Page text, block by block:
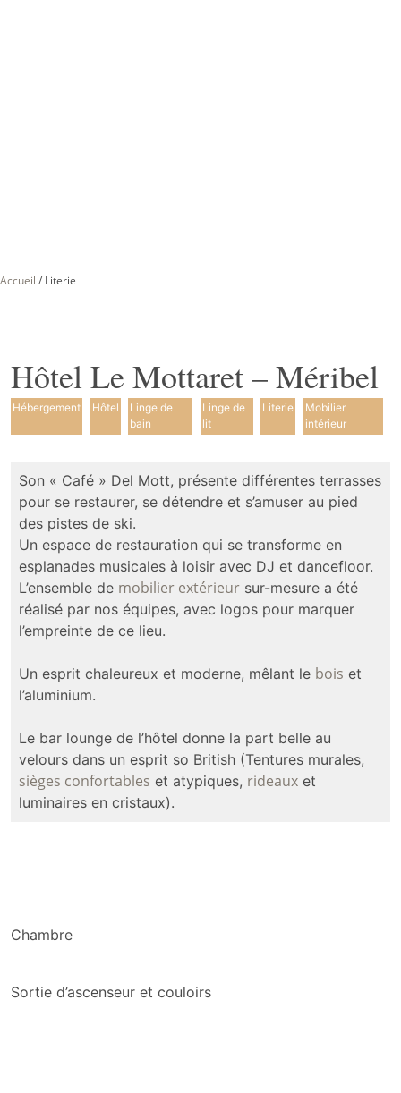
Accueil / Literie
Hôtel Le Mottaret – Méribel
Hébergement Hôtel
Linge de
bain
Linge de
lit
Literie
Mobilier
intérieur
Son « Café » Del Mott, présente différentes terrasses
pour se restaurer, se détendre et s’amuser au pied
des pistes de ski.
Un espace de restauration qui se transforme en
esplanades musicales à loisir avec DJ et dancefloor.
L’ensemble de mobilier extérieur sur-mesure a été
réalisé par nos équipes, avec logos pour marquer
l’empreinte de ce lieu.
Un esprit chaleureux et moderne, mêlant le bois et
l’aluminium.
Le bar lounge de l’hôtel donne la part belle au
velours dans un esprit so British (Tentures murales,
sièges confortables et atypiques, rideaux et
luminaires en cristaux).
Chambre
Sortie d’ascenseur et couloirs